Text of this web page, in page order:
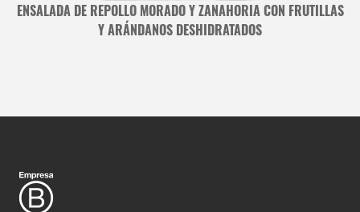
ENSALADA DE REPOLLO MORADO Y ZANAHORIA CON FRUTILLAS
Y ARÁNDANOS DESHIDRATADOS